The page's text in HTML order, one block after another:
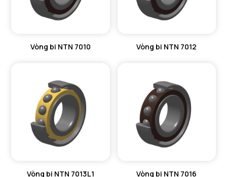
Vòng bi NTN 7010 Vòng bi NTN 7012
Vòng bi NTN 7013L1 Vòng bi NTN 7016